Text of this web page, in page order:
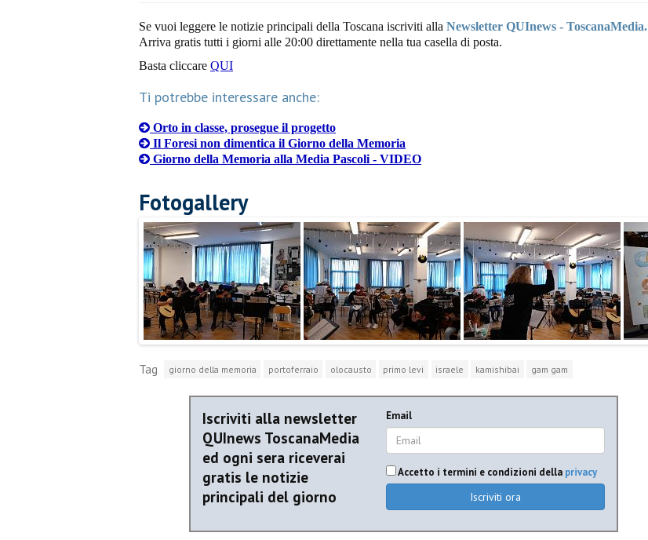
Se vuoi leggere le notizie principali della Toscana iscriviti alla Newsletter QUInews - ToscanaMedia.
Arriva gratis tutti i giorni alle 20:00 direttamente nella tua casella di posta.
Basta cliccare QUI
Ti potrebbe interessare anche:
Orto in classe, prosegue il progetto
Il Foresi non dimentica il Giorno della Memoria
Giorno della Memoria alla Media Pascoli - VIDEO
Fotogallery
Tag giorno della memoria portoferraio olocausto primo levi israele kamishibai gam gam
Iscriviti alla newsletter
QUInews ToscanaMedia
ed ogni sera riceverai
gratis le notizie
principali del giorno
Email
Accetto i termini e condizioni della privacy
Iscriviti ora